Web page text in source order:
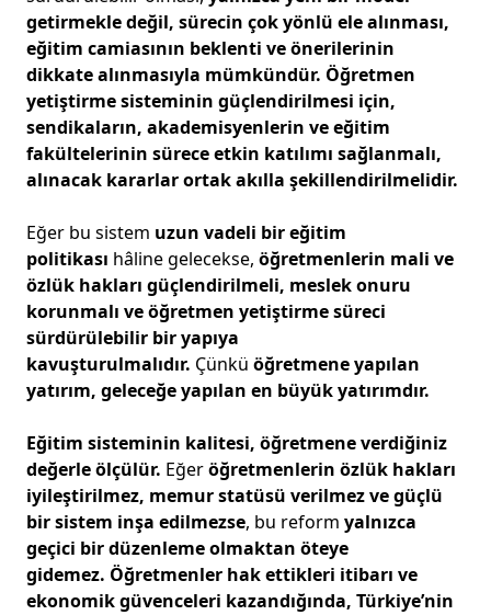
getirmekle değil, sürecin çok yönlü ele alınması,
eğitim camiasının beklenti ve önerilerinin
dikkate alınmasıyla mümkündür. Öğretmen
yetiştirme sisteminin güçlendirilmesi için,
sendikaların, akademisyenlerin ve eğitim
fakültelerinin sürece etkin katılımı sağlanmalı,
alınacak kararlar ortak akılla şekillendirilmelidir.
Eğer bu sistem uzun vadeli bir eğitim
politikası hâline gelecekse, öğretmenlerin mali ve
özlük hakları güçlendirilmeli, meslek onuru
korunmalı ve öğretmen yetiştirme süreci
sürdürülebilir bir yapıya
kavuşturulmalıdır. Çünkü öğretmene yapılan
yatırım, geleceğe yapılan en büyük yatırımdır.
Eğitim sisteminin kalitesi, öğretmene verdiğiniz
değerle ölçülür. Eğeröğretmenlerin özlük hakları
iyileştirilmez, memur statüsü verilmez ve güçlü
bir sistem inşa edilmezse, bu reform yalnızca
geçici bir düzenleme olmaktan öteye
gidemez. Öğretmenler hak ettikleri itibarı ve
ekonomik güvenceleri kazandığında, Türkiye’nin